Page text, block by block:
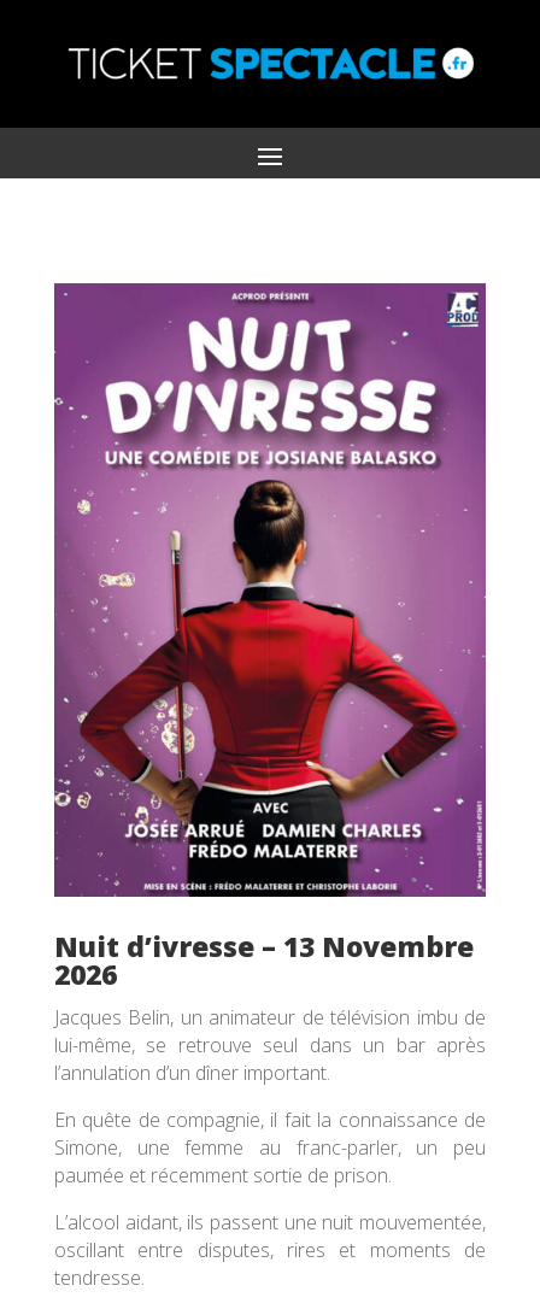
Nuit d’ivresse – 13 Novembre
2026
Jacques Belin, un animateur de télévision imbu de
lui-même, se retrouve seul dans un bar après
l’annulation d’un dîner important.
En quête de compagnie, il fait la connaissance de
Simone, une femme au franc-parler, un peu
paumée et récemment sortie de prison.
L’alcool aidant, ils passent une nuit mouvementée,
oscillant entre disputes, rires et moments de
tendresse.